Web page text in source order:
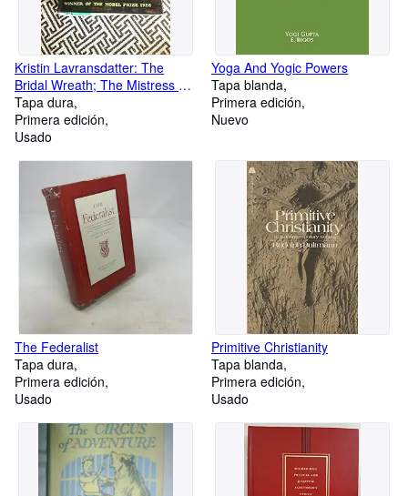
Kristin Lavransdatter: The
Bridal Wreath; The Mistress of
Husaby; The Cross
Tapa dura
Primera edición
Usado
Yoga And Yogic Powers
Tapa blanda
Primera edición
Nuevo
The Federalist
Tapa dura
Primera edición
Usado
Primitive Christianity
Tapa blanda
Primera edición
Usado